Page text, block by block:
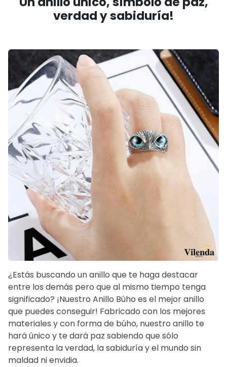
verdad y sabiduría!
¿Estás buscando un anillo que te haga destacar
entre los demás pero que al mismo tiempo tenga
significado? ¡Nuestro Anillo Búho es el mejor anillo
que puedes conseguir! Fabricado con los mejores
materiales y con forma de búho, nuestro anillo te
hará único y te dará paz sabiendo que sólo
representa la verdad, la sabiduría y el mundo sin
maldad ni envidia.